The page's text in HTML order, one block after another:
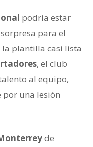
podría estar
para el
la plantilla casi lista
, el club
al equipo,
una lesión
de